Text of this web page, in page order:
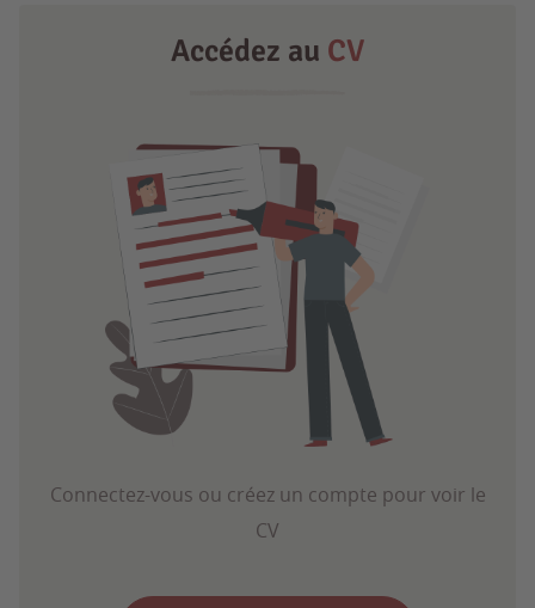
Accédez au CV
Connectez-vous ou créez un compte pour voir le
CV